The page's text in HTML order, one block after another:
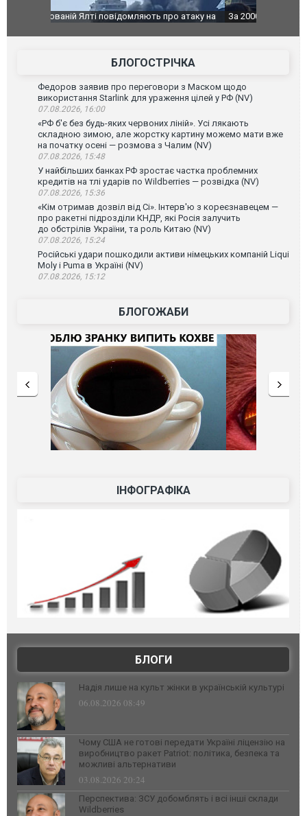
За 2000 кілометрів від кордону з Україною: в
Єкатеринбурзі після атаки дронів загорівся
склад Wildberries. ФОТО. ВІДЕО
В
БЛОГОСТРІЧКА
Федоров заявив про переговори з Маском щодо
використання Starlink для ураження цілей у РФ (NV)
07.08.2026, 16:00
«РФ б'є без будь-яких червоних ліній». Усі лякають
складною зимою, але жорстку картину можемо мати вже
на початку осені — розмова з Чалим (NV)
07.08.2026, 15:48
У найбільших банках РФ зростає частка проблемних
кредитів на тлі ударів по Wildberries — розвідка (NV)
07.08.2026, 15:36
«Кім отримав дозвіл від Сі». Інтерв'ю з кореєзнавецем —
про ракетні підрозділи КНДР, які Росія залучить
до обстрілів України, та роль Китаю (NV)
07.08.2026, 15:24
Російські удари пошкодили активи німецьких компаній Liqui
Moly і Puma в Україні (NV)
07.08.2026, 15:12
БЛОГОЖАБИ
ІНФОГРАФІКА
БЛОГИ
Надія лише на культ жінки в українській культурі
06.08.2026 08:49
Чому США не готові передати Україні ліцензію на
виробництво ракет Patriot: політика, безпека та
можливі альтернативи
03.08.2026 20:24
Перспектива: ЗСУ добомблять і всі інші склади
Wildberries